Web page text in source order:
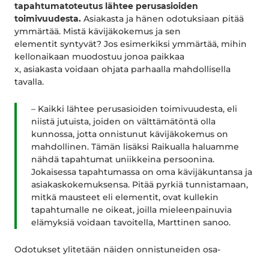
tapahtumatoteutus lähtee perusasioiden
toimivuudesta. Asiakasta ja hänen odotuksiaan pitää
ymmärtää. Mistä kävijäkokemus ja sen
elementit syntyvät? Jos esimerkiksi ymmärtää, mihin
kellonaikaan muodostuu jonoa paikkaa
x, asiakasta voidaan ohjata parhaalla mahdollisella
tavalla.
– Kaikki lähtee perusasioiden toimivuudesta, eli
niistä jutuista, joiden on välttämätöntä olla
kunnossa, jotta onnistunut kävijäkokemus on
mahdollinen. Tämän lisäksi Raikualla haluamme
nähdä tapahtumat uniikkeina persoonina.
Jokaisessa tapahtumassa on oma kävijäkuntansa ja
asiakaskokemuksensa. Pitää pyrkiä tunnistamaan,
mitkä mausteet eli elementit, ovat kullekin
tapahtumalle ne oikeat, joilla mieleenpainuvia
elämyksiä voidaan tavoitella, Marttinen sanoo.
Odotukset ylitetään näiden onnistuneiden osa-